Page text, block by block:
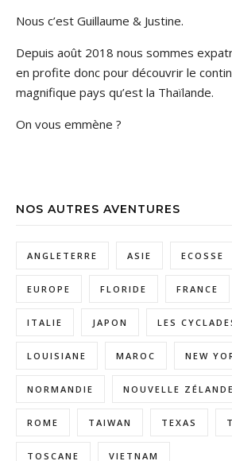
Nous c’est Guillaume & Justine.
Depuis août 2018 nous sommes
en profite donc pour découvrir le
magnifique pays qu’est la Thaïlande.
On vous emmène ?
NOS AUTRES AVENTURES
ANGLETERRE ASIE ECOSSE
EUROPE FLORIDE FRANCE
ITALIE JAPON LES
LOUISIANE MAROC NEW
NORMANDIE NOUVELLE ZÉLANDE
ROME TAIWAN TEXAS
TOSCANE VIETNAM